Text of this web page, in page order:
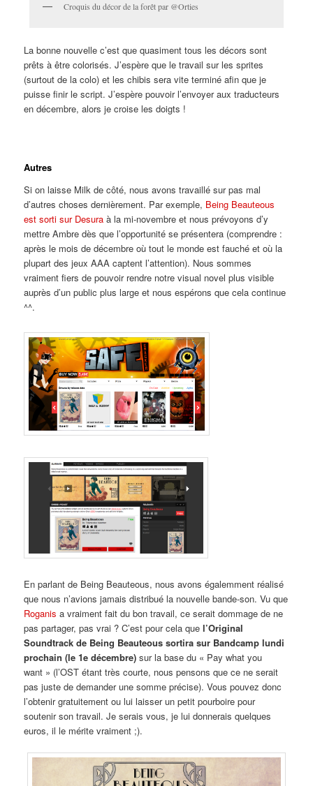
Croquis du décor de la forêt par @Orties
La bonne nouvelle c’est que quasiment tous les décors sont
prêts à être colorisés. J’espère que le travail sur les sprites
(surtout de la colo) et les chibis sera vite terminé afin que je
puisse finir le script. J’espère pouvoir l’envoyer aux traducteurs
en décembre, alors je croise les doigts !
Autres
Si on laisse Milk de côté, nous avons travaillé sur pas mal
d’autres choses dernièrement. Par exemple, Being Beauteous
est sorti sur Desuraà la mi-novembre et nous prévoyons d’y
mettre Ambre dès que l’opportunité se présentera (comprendre :
après le mois de décembre où tout le monde est fauché et où la
plupart des jeux AAA captent l’attention). Nous sommes
vraiment fiers de pouvoir rendre notre visual novel plus visible
auprès d’un public plus large et nous espérons que cela continue
^^.
En parlant de Being Beauteous, nous avons égalemment réalisé
que nous n’avions jamais distribué la nouvelle bande-son. Vu que
Roganis a vraiment fait du bon travail, ce serait dommage de ne
pas partager, pas vrai ? C’est pour cela quel’Original
Soundtrack de Being Beauteous sortira sur Bandcamp lundi
prochain (le 1e décembre) sur la base du « Pay what you
want » (l’OST étant très courte, nous pensons que ce ne serait
pas juste de demander une somme précise). Vous pouvez donc
l’obtenir gratuitement ou lui laisser un petit pourboire pour
soutenir son travail. Je serais vous, je lui donnerais quelques
euros, il le mérite vraiment ;).